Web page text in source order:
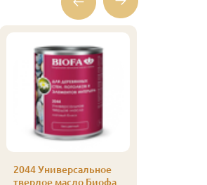
2044 Универсальное
твердое масло Биофа